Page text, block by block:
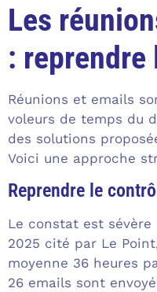
Les
:
Réunions et emails
voleurs de temps du
des solutions
Voici une approche
Reprendre le
Le constat est sévère
2025 cité par Le
moyenne 36 heures
26 emails sont